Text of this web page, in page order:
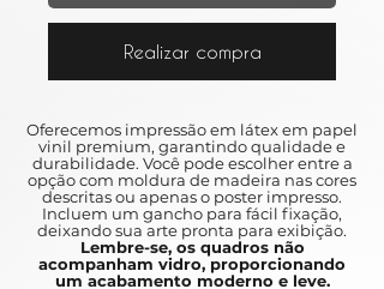
Realizar compra
Oferecemos impressão em látex em papel
vinil premium, garantindo qualidade e
durabilidade. Você pode escolher entre a
opção com moldura de madeira nas cores
descritas ou apenas o poster impresso.
Incluem um gancho para fácil fixação,
deixando sua arte pronta para exibição.
Lembre-se, os quadros não
acompanham vidro, proporcionando
um acabamento moderno e leve.